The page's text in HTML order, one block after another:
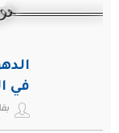
في